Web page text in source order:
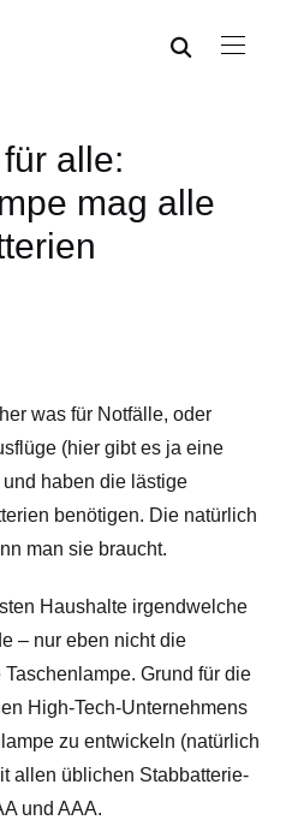
alle:
mag alle
was für Notfälle, oder
(hier gibt es ja eine
haben die lästige
benötigen. Die natürlich
man sie braucht.
Haushalte irgendwelche
– nur eben nicht die
Grund für die
High-Tech-Unternehmens
zu entwickeln (natürlich
allen üblichen Stabbatterie-
und AAA.